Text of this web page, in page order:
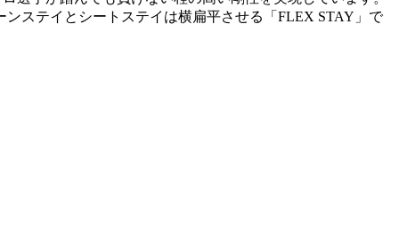
ステイとシートステイは横扁平させる「FLEX STAY」で